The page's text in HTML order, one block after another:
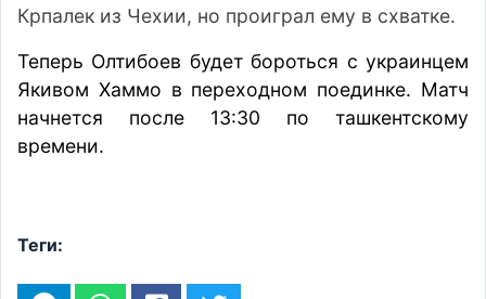
Крпалек из Чехии, но проиграл ему в схватке.
Теперь Олтибоев будет бороться с украинцем
Якивом Хаммо в переходном поединке. Матч
начнется после 13:30 по ташкентскому
времени.
Теги: